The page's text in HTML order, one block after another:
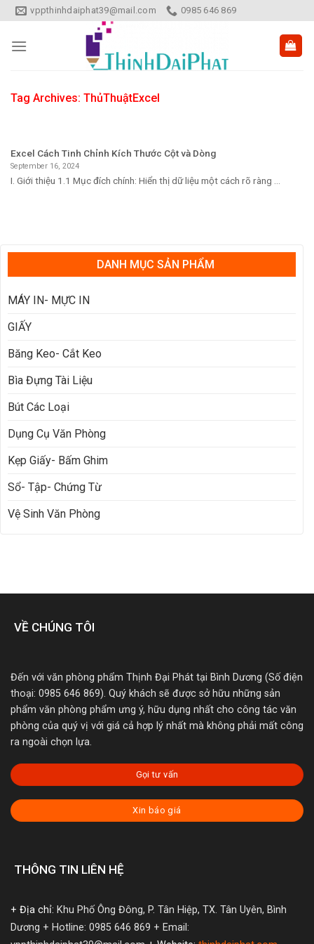
Skip
to
content
vppthinhdaiphat39@mail.com 0985 646 869
Tag Archives: ThủThuậtExcel
DANH MỤC SẢN PHẨM
MÁY IN- MỰC IN
GIẤY
Băng Keo- Cắt Keo
Bìa Đựng Tài Liệu
Bút Các Loại
Dụng Cụ Văn Phòng
Kẹp Giấy- Bấm Ghim
Sổ- Tập- Chứng Từ
Vệ Sinh Văn Phòng
Excel Cách Tinh Chỉnh Kích Thước Cột và Dòng
September 16, 2024
I. Giới thiệu 1.1 Mục đích chính: Hiển thị dữ liệu một cách rõ ràng ...
VỀ CHÚNG TÔI
Đến với văn phòng phẩm Thịnh Đại Phát tại Bình Dương (Số điện
thoại: 0985 646 869). Quý khách sẽ được sở hữu những sản
phẩm văn phòng phẩm ưng ý, hữu dụng nhất cho công tác văn
phòng của quý vị với giá cả hợp lý nhất mà không phải mất công
ra ngoài chọn lựa.
Gọi tư vấn
Xin báo giá
THÔNG TIN LIÊN HỆ
+ Địa chỉ: Khu Phố Ông Đông, P. Tân Hiệp, TX. Tân Uyên, Bình
Dương + Hotline: 0985 646 869 + Email: